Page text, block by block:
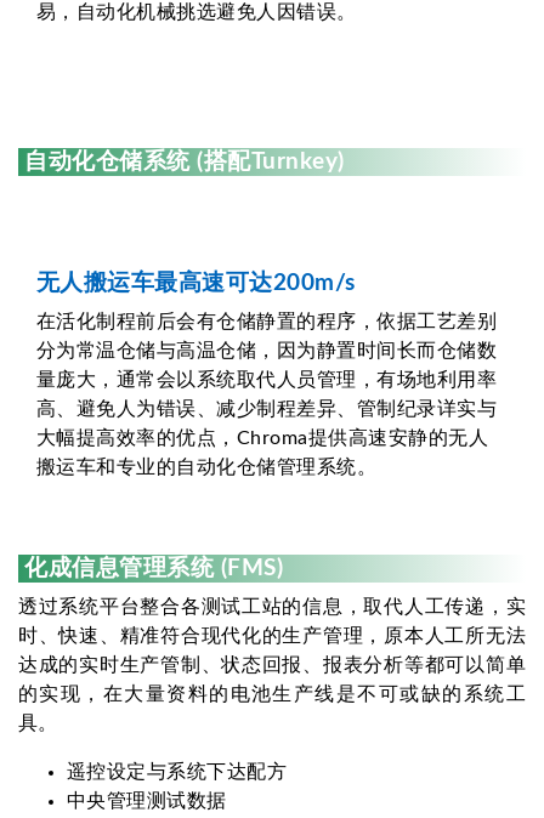
易，自动化机械挑选避免人因错误。
自动化仓储系统 (搭配Turnkey)
无人搬运车最高速可达200m/s
在活化制程前后会有仓储静置的程序，依据工艺差别
分为常温仓储与高温仓储，因为静置时间长而仓储数
量庞大，通常会以系统取代人员管理，有场地利用率
高、避免人为错误、减少制程差异、管制纪录详实与
大幅提高效率的优点，Chroma提供高速安静的无人
搬运车和专业的自动化仓储管理系统。
化成信息管理系统 (FMS)
透过系统平台整合各测试工站的信息，取代人工传递，实
时、快速、精准符合现代化的生产管理，原本人工所无法
达成的实时生产管制、状态回报、报表分析等都可以简单
的实现，在大量资料的电池生产线是不可或缺的系统工
具。
遥控设定与系统下达配方
中央管理测试数据